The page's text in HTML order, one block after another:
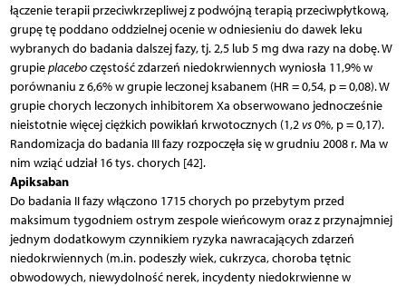
łączenie terapii przeciwkrzepliwej z podwójną terapią przeciwpłytkową,
grupę tę poddano oddzielnej ocenie w odniesieniu do dawek leku
wybranych do badania dalszej fazy, tj. 2,5 lub 5 mg dwa razy na dobę. W
grupieplaceboczęstość zdarzeń niedokrwiennych wyniosła 11,9% w
porównaniu z 6,6% w grupie leczonej ksabanem (HR = 0,54, p = 0,08). W
grupie chorych leczonych inhibitorem Xa obserwowano jednocześnie
nieistotnie więcej ciężkich powikłań krwotocznych (1,2vs0%, p = 0,17).
Randomizacja do badania III fazy rozpoczęła się w grudniu 2008 r. Ma w
nim wziąć udział 16 tys. chorych [42].
Apiksaban
Do badania II fazy włączono 1715 chorych po przebytym przed
maksimum tygodniem ostrym zespole wieńcowym oraz z przynajmniej
jednym dodatkowym czynnikiem ryzyka nawracających zdarzeń
niedokrwiennych (m.in. podeszły wiek, cukrzyca, choroba tętnic
obwodowych, niewydolność nerek, incydenty niedokrwienne w